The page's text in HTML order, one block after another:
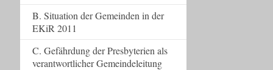
B. Situation der Gemeinden in der
EKiR 2011
C. Gefährdung der Presbyterien als
verantwortlicher Gemeindeleitung